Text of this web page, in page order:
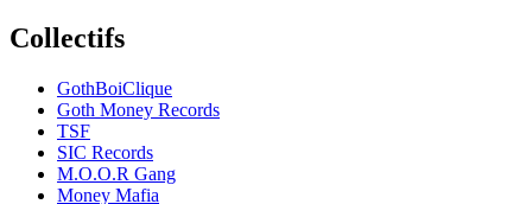
Collectifs
GothBoiClique
Goth Money Records
TSF
SIC Records
M.O.O.R Gang
Money Mafia